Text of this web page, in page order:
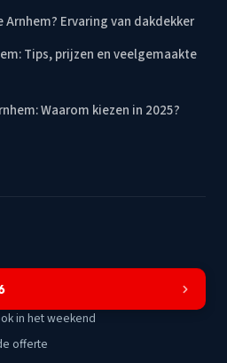
Ervaring van dakdekker
Tips, prijzen en veelgemaakte
Waarom kiezen in 2025?
in het weekend
offerte